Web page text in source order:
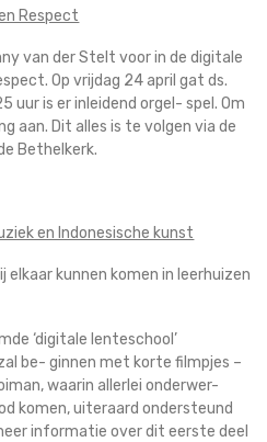
Respect
van der Stelt voor in de digitale
Op vrijdag 24 april gat ds.
uur is er inleidend orgel- spel. Om
aan. Dit alles is te volgen via de
Bethelkerk.
en Indonesische kunst
elkaar kunnen komen in leerhuizen
‘digitale lenteschool’
be- ginnen met korte filmpjes –
waarin allerlei onderwer-
komen, uiteraard ondersteund
informatie over dit eerste deel